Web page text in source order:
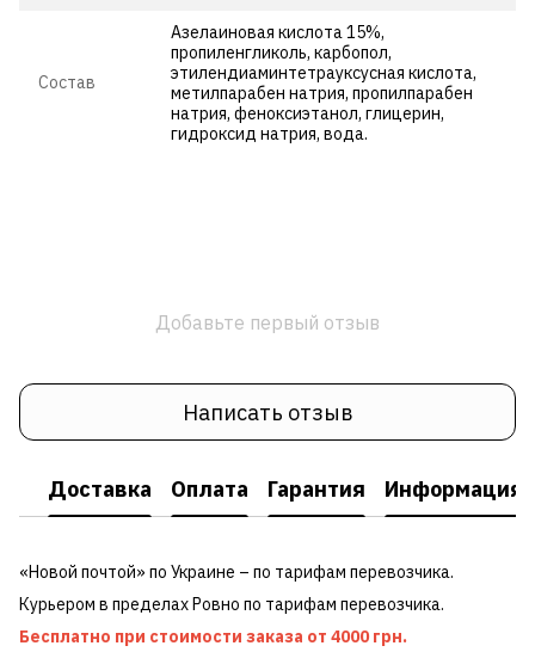
Состав
Азелаиновая кислота 15%,
пропиленгликоль, карбопол,
этилендиаминтетрауксусная кислота,
метилпарабен натрия, пропилпарабен
натрия, феноксиэтанол, глицерин,
гидроксид натрия, вода.
Добавьте первый отзыв
Написать отзыв
Доставка Оплата Гарантия Информация
«Новой почтой» по Украине – по тарифам перевозчика.
Курьером в пределах Ровно по тарифам перевозчика.
Бесплатно при стоимости заказа от 4000 грн.